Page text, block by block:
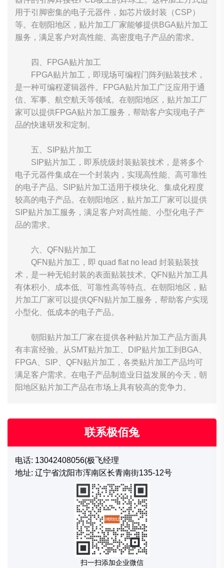
用于引脚密集的电子元器件，如芯片级封装（CSP）
等。在朝阳地区，贴片加工厂家能够提供BGA贴片加工
服务，满足客户对高性能、高密度电子产品的需求。
四、FPGA贴片加工
FPGA贴片加工，即现场可编程门阵列贴装技术，
是一种可编程逻辑器件。FPGA贴片加工广泛应用于通
信、军事、航空航天等领域。在朝阳地区，贴片加工厂
家可以提供FPGA贴片加工服务，帮助客户实现电子产
品的快速研发和定制。
五、SIP贴片加工
SIP贴片加工，即系统级封装贴装技术，是将多个
电子元器件集成在一个封装内，实现高性能、高可靠性
的电子产品。SIP贴片加工适用于模块化、集成化程度
较高的电子产品。在朝阳地区，贴片加工厂家可以提供
SIP贴片加工服务，满足客户对高性能、小型化电子产
品的需求。
六、QFN贴片加工
QFN贴片加工，即 quad flat no lead 封装贴装技
术，是一种无铅封装的表面贴装技术。QFN贴片加工具
有体积小、成本低、可靠性高等特点。在朝阳地区，贴
片加工厂家可以提供QFN贴片加工服务，帮助客户实现
小型化、低成本的电子产品。
朝阳贴片加工厂家在提供各种贴片加工产品方面具
有丰富经验。从SMT贴片加工、DIP贴片加工到BGA、
FPGA、SIP、QFN贴片加工，各类贴片加工产品均可
满足客户需求。在电子产品制造业日益发展的今天，朝
阳地区贴片加工产品在市场上具有较高的竞争力。
联系极佰兔
电话: 13042408056(极飞经理
地址: 辽宁省沈阳市浑南区长青南街135-12号
扫一扫添加企业微信